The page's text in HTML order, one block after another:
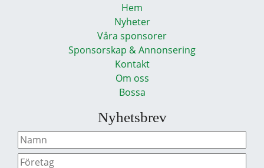
Hem
Nyheter
Våra sponsorer
Sponsorskap & Annonsering
Kontakt
Om oss
Bossa
Nyhetsbrev